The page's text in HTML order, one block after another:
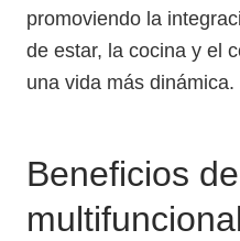
promoviendo la
de estar, la cocina y el
una vida más dinámica.
Beneficios
multifuncional